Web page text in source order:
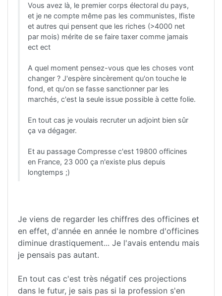
Vous avez là, le premier corps électoral du pays,
et je ne compte même pas les communistes, lfiste
et autres qui pensent que les riches (>4000 net
par mois) mérite de se faire taxer comme jamais
ect ect
A quel moment pensez-vous que les choses vont
changer ? J'espère sincèrement qu'on touche le
fond, et qu'on se fasse sanctionner par les
marchés, c'est la seule issue possible à cette folie.
En tout cas je voulais recruter un adjoint bien sûr
ça va dégager.
Et au passage Compresse c'est 19800 officines
en France, 23 000 ça n'existe plus depuis
longtemps ;)
Je viens de regarder les chiffres des officines et
en effet, d'année en année le nombre d'officines
diminue drastiquement... Je l'avais entendu mais
je pensais pas autant.
En tout cas c'est très négatif ces projections
dans le futur, je sais pas si la profession s'en